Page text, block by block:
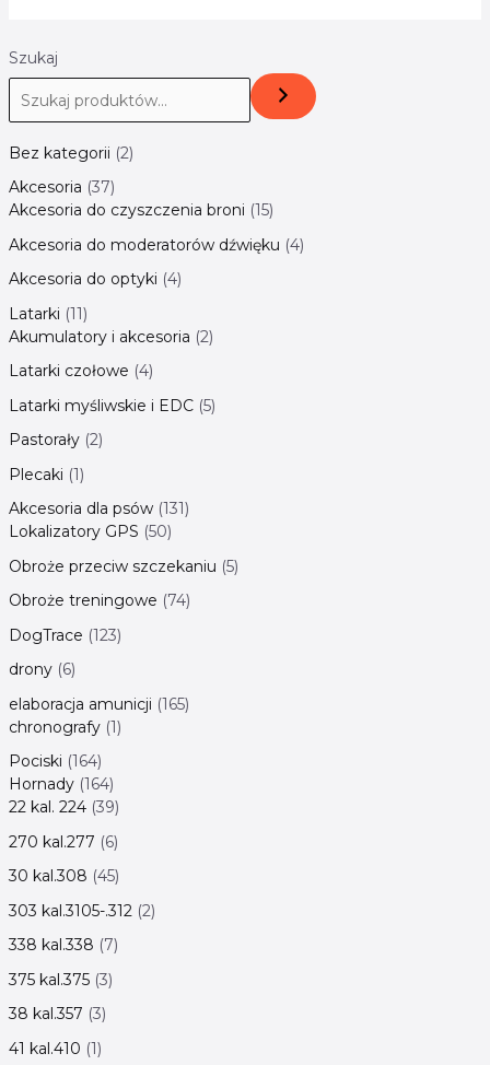
Szukaj
Bez kategorii 2
Akcesoria 37
Akcesoria do czyszczenia broni 15
Akcesoria do moderatorów dźwięku 4
Akcesoria do optyki 4
Latarki 11
Akumulatory i akcesoria 2
Latarki czołowe 4
Latarki myśliwskie i EDC 5
Pastorały 2
Plecaki 1
Akcesoria dla psów 131
Lokalizatory GPS 50
Obroże przeciw szczekaniu 5
Obroże treningowe 74
DogTrace 123
drony 6
elaboracja amunicji 165
chronografy 1
Pociski 164
Hornady 164
22 kal. 224 39
270 kal.277 6
30 kal.308 45
303 kal.3105-.312 2
338 kal.338 7
375 kal.375 3
38 kal.357 3
41 kal.410 1